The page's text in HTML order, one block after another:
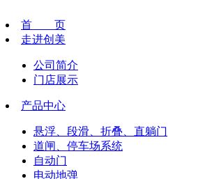
首 页
走进创美
公司简介
门店展示
产品中心
悬浮、段滑、折叠、直躺门
道闸、停车场系统
自动门
电动地弹